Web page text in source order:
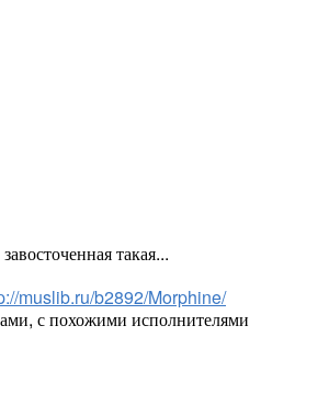
такая...
muslib.ru/b2892/Morphine/
с похожими исполнителями